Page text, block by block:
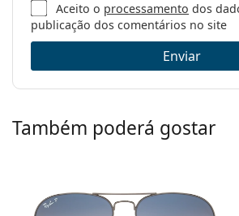
Aceito o processamento dos
publicação dos comentários no site
Enviar
Também poderá gostar